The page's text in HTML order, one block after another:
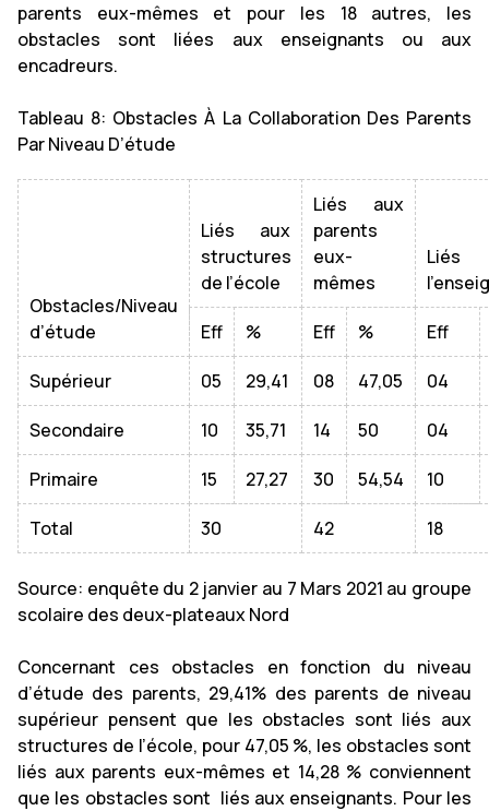
parents eux-mêmes et pour les 18 autres, les
obstacles sont liées aux enseignants ou aux
encadreurs.
Tableau 8: Obstacles À La Collaboration Des Parents
Par Niveau D’étude
Obstacles/Niveau
d’étude
Liés aux
structures
de l’école
Liés aux
parents
eux-
mêmes
Eff % Eff % Eff
Supérieur 05 29,41 08 47,05 04
Secondaire 10 35,71 14 50 04
Primaire 15 27,27 30 54,54 10
Total 30 42 18
Source: enquête du 2 janvier au 7 Mars 2021 au groupe
scolaire des deux-plateaux Nord
Concernant ces obstacles en fonction du niveau
d’étude des parents, 29,41% des parents de niveau
supérieur pensent que les obstacles sont liés aux
structures de l’école, pour 47,05 %, les obstacles sont
liés aux parents eux-mêmes et 14,28 % conviennent
que les obstacles sont liés aux enseignants. Pour les